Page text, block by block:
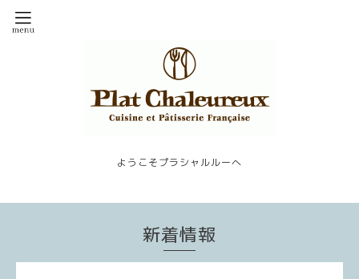
ようこそプラシャルルーへ
新着情報